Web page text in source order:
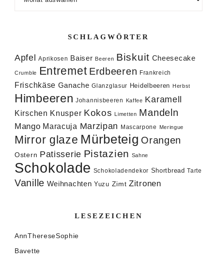
SCHLAGWÖRTER
Apfel Aprikosen Baiser Beeren Biskuit Cheesecake
Crumble Entremet Erdbeeren Frankreich
Frischkäse Ganache Glanzglasur Heidelbeeren Herbst
Himbeeren Johannisbeeren Kaffee Karamell
Kirschen Knusper Kokos Limetten Mandeln
Mango Maracuja Marzipan Mascarpone Meringue
Mirror glaze Mürbeteig Orangen
Ostern Patisserie Pistazien Sahne
Schokolade Schokoladendekor Shortbread Tarte
Vanille Weihnachten Yuzu Zimt Zitronen
LESEZEICHEN
AnnThereseSophie
Bavette